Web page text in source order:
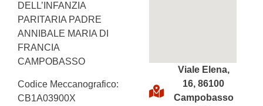
DELL’INFANZIA
PARITARIA PADRE
ANNIBALE MARIA DI
FRANCIA
CAMPOBASSO
Codice Meccanografico:
CB1A03900X
Viale Elena,
16, 86100
Campobasso